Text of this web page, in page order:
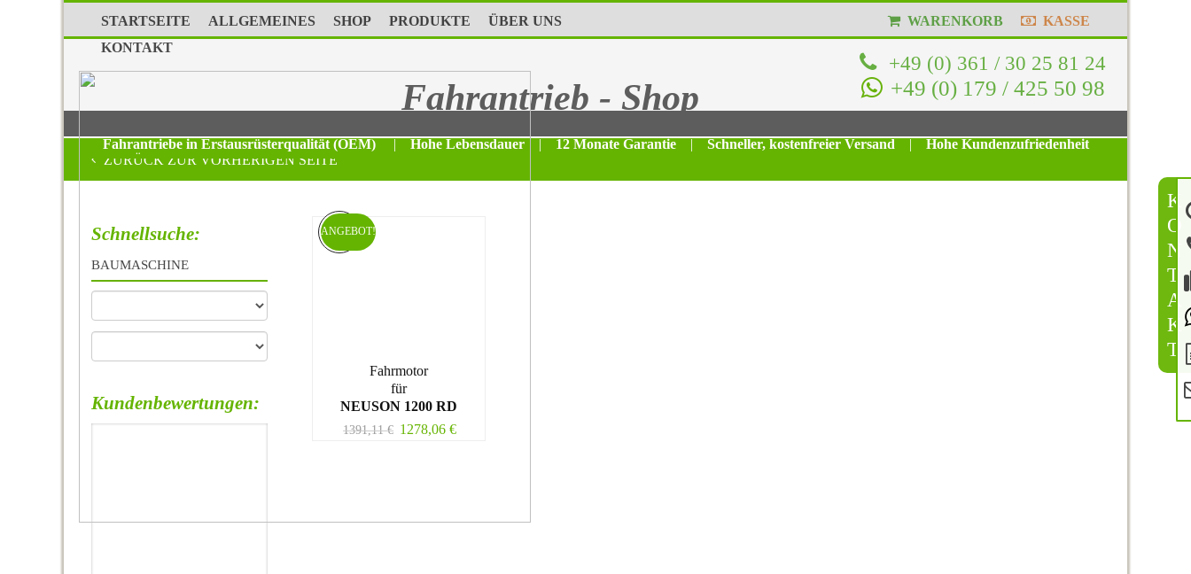
K
O
N
T
A
K
T
STARTSEITE ALLGEMEINES SHOP PRODUKTE
ÜBER UNS
KONTAKT
WARENKORB KASSE
+49 (0) 361 / 30 25 81 24
+49 (0) 179 / 425 50 98
Fahrantrieb - Shop
Fahrantriebe in Erstausrüsterqualität (OEM) | Hohe Lebensdauer | 12 Monate Garantie | Schneller, kostenfreier Versand |
Hohe Kundenzufriedenheit
ZURÜCK ZUR VORHERIGEN SEITE
Fahrmotor
für
NEUSON 1200 RD
1391,11€ 1278,06€
ANGEBOT!
Schnellsuche:
BAUMASCHINE
Kundenbewertungen: